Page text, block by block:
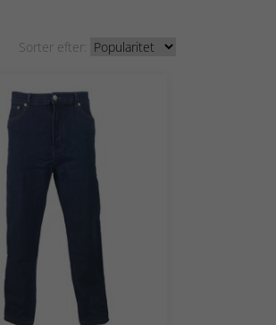
Sorter efter: